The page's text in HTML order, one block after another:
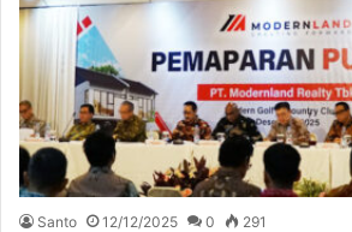
Santo 12/12/2025 0 291